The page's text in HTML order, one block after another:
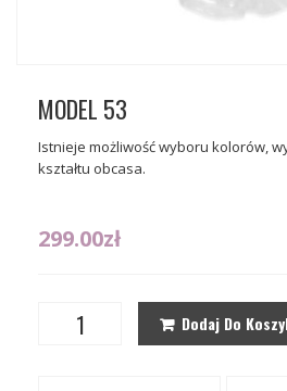
MODEL 53
Istnieje możliwość wyboru kolorów,
kształtu obcasa.
299.00zł
Dodaj Do